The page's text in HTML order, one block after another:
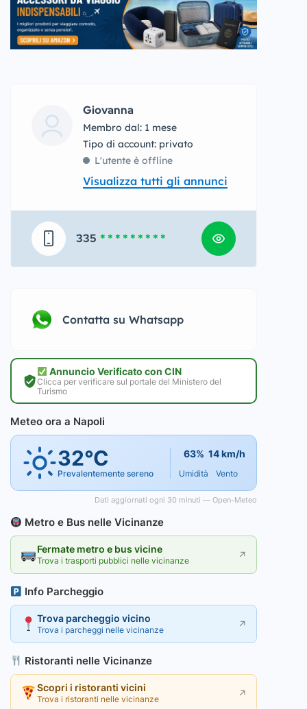
Giovanna
Membro dal: 1 mese
tipo di account: privato
L'utente è offline
Visualizza tutti gli annunci
335 * * * * * * * * *
Contatta su Whatsapp
Annuncio Verificato con CIN
Clicca per verificare sul portale del Ministero del
Turismo
Meteo ora a Napoli
32°C
Prevalentemente sereno
63%
Umidità
14 km/h
Vento
Dati aggiornati ogni 30 minuti — Open-Meteo
Metro e Bus nelle Vicinanze
Fermate metro e bus vicine
Trova i trasporti pubblici nelle vicinanze ↗
Info Parcheggio
Trova parcheggio vicino
Trova i parcheggi nelle vicinanze ↗
Ristoranti nelle Vicinanze
Scopri i ristoranti vicini
Trova i ristoranti nelle vicinanze ↗